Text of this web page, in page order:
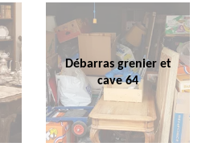
Débarras grenier et
cave 64